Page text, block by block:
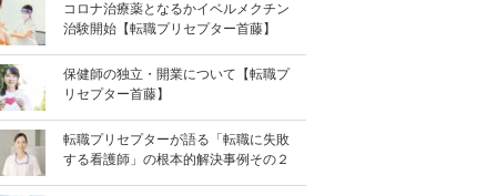
コロナ治療薬となるかイベルメクチン
治験開始【転職プリセプター首藤】
保健師の独立・開業について【転職プ
リセプター首藤】
転職プリセプターが語る「転職に失敗
する看護師」の根本的解決事例その２